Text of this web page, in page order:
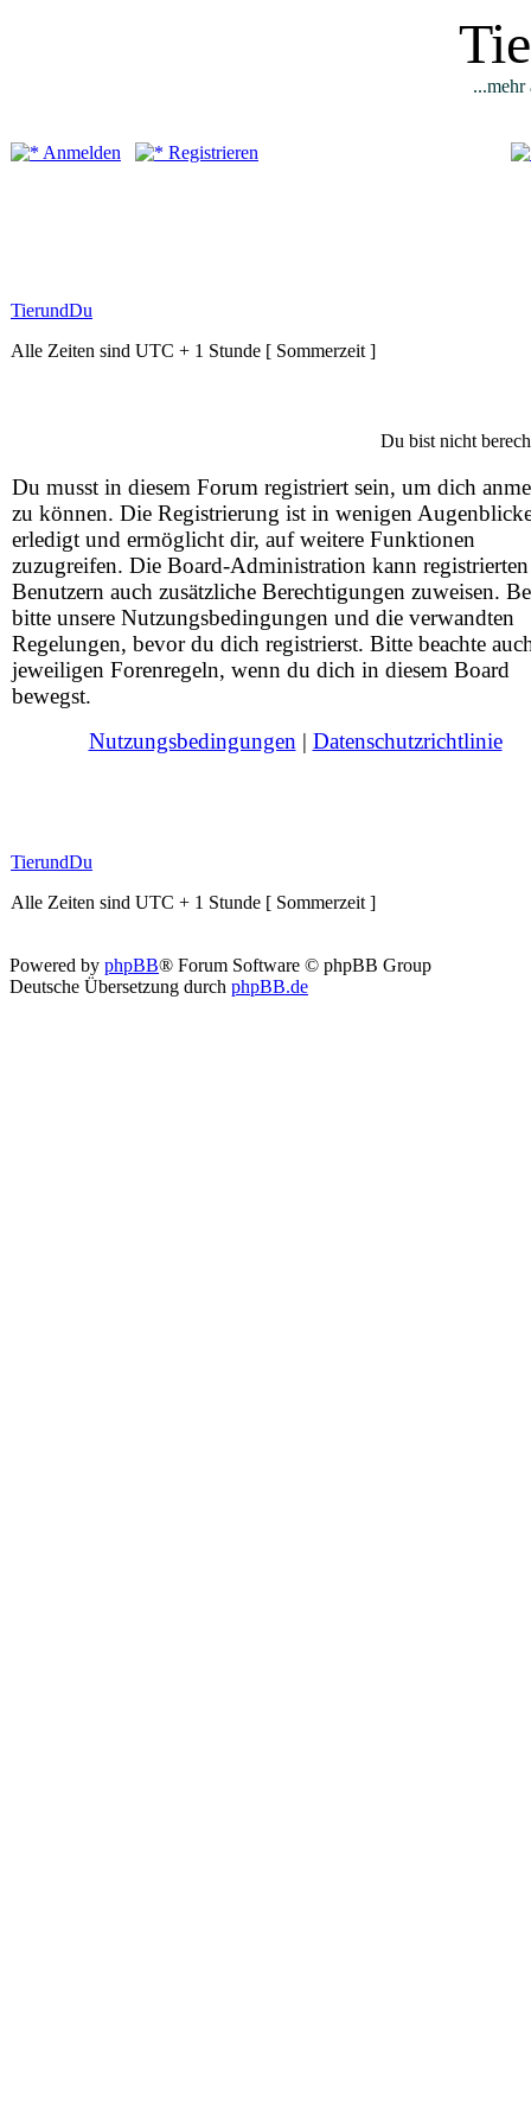
...mehr
Anmelden Registrieren
TierundDu
Alle Zeiten sind UTC + 1 Stunde [ Sommerzeit ]
Du bist nicht
Du musst in diesem Forum registriert sein, um dich
zu können. Die Registrierung ist in wenigen
erledigt und ermöglicht dir, auf weitere Funktionen
zuzugreifen. Die Board-Administration kann registrierten
Benutzern auch zusätzliche Berechtigungen zuweisen.
bitte unsere Nutzungsbedingungen und die verwandten
Regelungen, bevor du dich registrierst. Bitte beachte
jeweiligen Forenregeln, wenn du dich in diesem Board
bewegst.
Nutzungsbedingungen | Datenschutzrichtlinie
TierundDu
Alle Zeiten sind UTC + 1 Stunde [ Sommerzeit ]
Powered by phpBB® Forum Software © phpBB Group
Deutsche Übersetzung durch phpBB.de